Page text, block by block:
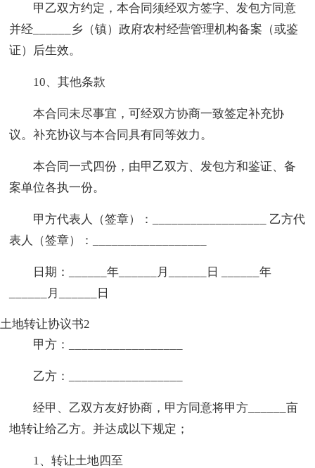
甲乙双方约定，本合同须经双方签字、发包方同意
并经______乡（镇）政府农村经营管理机构备案（或鉴
证）后生效。
10、其他条款
本合同未尽事宜，可经双方协商一致签定补充协
议。补充协议与本合同具有同等效力。
本合同一式四份，由甲乙双方、发包方和鉴证、备
案单位各执一份。
甲方代表人（签章）：__________________ 乙方代
表人（签章）：__________________
日期：______年______月______日 ______年
______月______日
土地转让协议书2
甲方：__________________
乙方：__________________
经甲、乙双方友好协商，甲方同意将甲方______亩
地转让给乙方。并达成以下规定；
1、转让土地四至